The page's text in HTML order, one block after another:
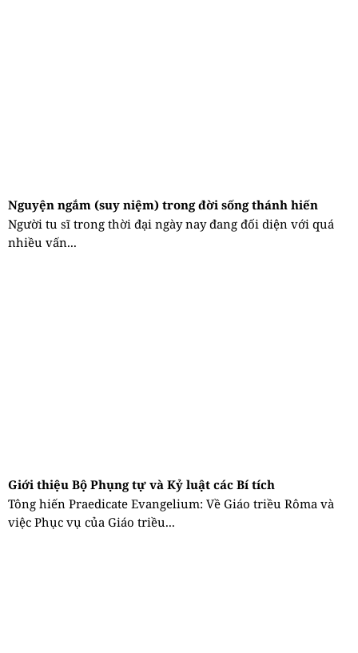
Nguyện ngắm (suy niệm) trong đời sống thánh hiến
Người tu sĩ trong thời đại ngày nay đang đối diện với quá
nhiều vấn...
Giới thiệu Bộ Phụng tự và Kỷ luật các Bí tích
Tông hiến Praedicate Evangelium: Về Giáo triều Rôma và
việc Phục vụ của Giáo triều...